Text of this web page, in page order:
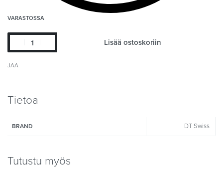
VARASTOSSA
Lisää ostoskoriin
JAA
Tietoa
BRAND DT Swiss
Tutustu myös